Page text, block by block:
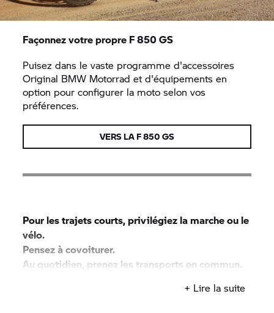
Façonnez votre propre F 850 GS
Puisez dans le vaste programme d'accessoires
Original BMW Motorrad et d'équipements en
option pour configurer la moto selon vos
préférences.
VERS LAF 850 GS
Pour les trajets courts, privilégiez la marche ou le
vélo.
Pensez à covoiturer.
Au quotidien, prenez les transports en commun.
+ Lire la suite